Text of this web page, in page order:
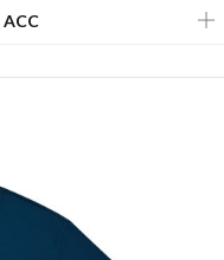
ACC